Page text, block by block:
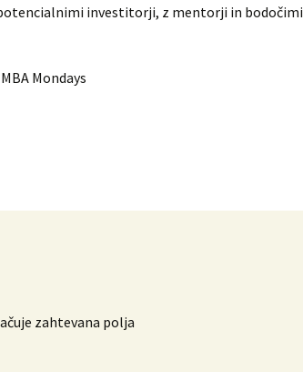
investitorji, z mentorji in bodočimi
Mondays
zahtevana polja